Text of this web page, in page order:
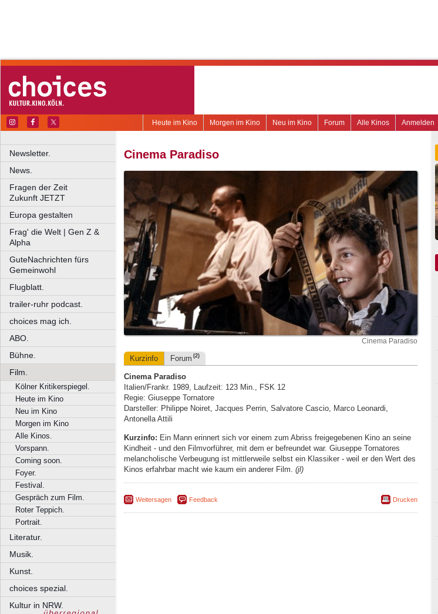
Anmelden
Alle Kinos
Forum
Neu im Kino
Morgen im Kino
Heute im Kino
Newsletter.
News.
Fragen der Zeit
Zukunft JETZT
Europa gestalten
Frag' die Welt | Gen Z &
Alpha
GuteNachrichten fürs
Gemeinwohl
Flugblatt.
trailer-ruhr podcast.
choices mag ich.
ABO.
Bühne.
Film.
Kölner Kritikerspiegel.
Heute im Kino
Neu im Kino
Morgen im Kino
Alle Kinos.
Vorspann.
Coming soon.
Foyer.
Festival.
Gespräch zum Film.
Roter Teppich.
Portrait.
Literatur.
Musik.
Kunst.
choices spezial.
Kultur in NRW.
Cinema Paradiso
Cinema Paradiso
Kurzinfo Forum (2)
Cinema Paradiso
Italien/Frankr. 1989, Laufzeit: 123 Min., FSK 12
Regie: Giuseppe Tornatore
Darsteller: Philippe Noiret, Jacques Perrin, Salvatore Cascio, Marco Leonardi,
Antonella Attili
Kurzinfo: Ein Mann erinnert sich vor einem zum Abriss freigegebenen Kino an seine
Kindheit - und den Filmvorführer, mit dem er befreundet war. Giuseppe Tornatores
melancholische Verbeugung ist mittlerweile selbst ein Klassiker - weil er den Wert des
Kinos erfahrbar macht wie kaum ein anderer Film. (jl)
Weitersagen Feedback Drucken